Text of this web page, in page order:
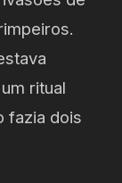
ritual
fazia dois